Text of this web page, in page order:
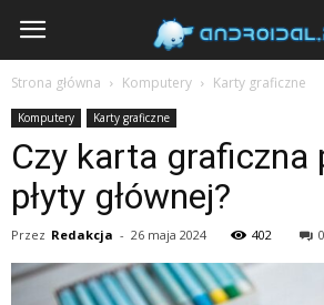
Androidal
Strona główna Komputery Karty graficzne
Komputery Karty graficzne
Czy karta graficzna
płyty głównej?
Przez Redakcja - 26 maja 2024 402 0